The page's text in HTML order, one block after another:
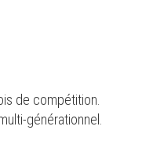
de compétition.
générationnel.